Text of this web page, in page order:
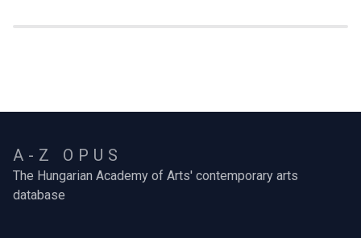
A-Z OPUS
The Hungarian Academy of Arts' contemporary arts
database